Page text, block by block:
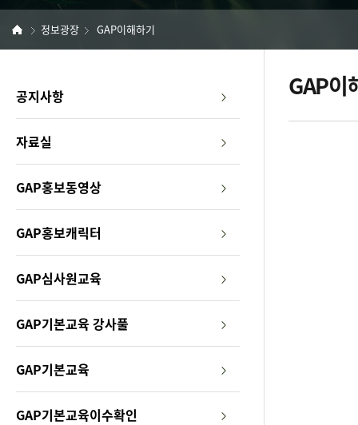
품
질
관
리
원
GAP
정
보
서
비
스
측
뉴
공지사항
자료실
GAP홍보동영상
GAP홍보캐릭터
GAP심사원교육
GAP기본교육 강사풀
GAP기본교육
GAP기본교육이수확인
정보광장 GAP이해하기
GAP이